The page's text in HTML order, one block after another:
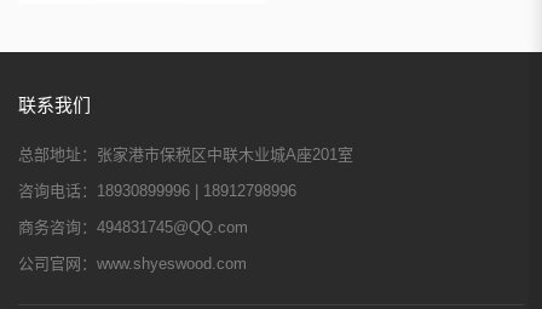
联系我们
总部地址： 张家港市保税区中联木业城A座201室
咨询电话： 18930899996 | 18912798996
商务咨询： 494831745@QQ.com
公司官网： www.shyeswood.com